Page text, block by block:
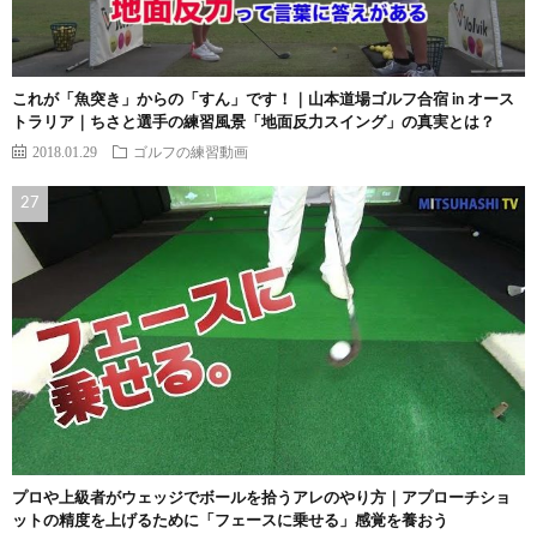
これが「魚突き」からの「すん」です！｜山本道場ゴルフ合宿 in オース
トラリア｜ちさと選手の練習風景「地面反力スイング」の真実とは？
2018.01.29 ゴルフの練習動画
プロや上級者がウェッジでボールを拾うアレのやり方｜アプローチショ
ットの精度を上げるために「フェースに乗せる」感覚を養おう